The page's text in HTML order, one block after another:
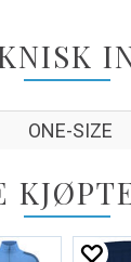
ONE-SIZE